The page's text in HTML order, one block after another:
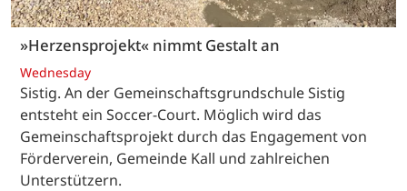
»Herzensprojekt« nimmt Gestalt an
Wednesday
Sistig. An der Gemeinschaftsgrundschule Sistig
entsteht ein Soccer-Court. Möglich wird das
Gemeinschaftsprojekt durch das Engagement von
Förderverein, Gemeinde Kall und zahlreichen
Unterstützern.